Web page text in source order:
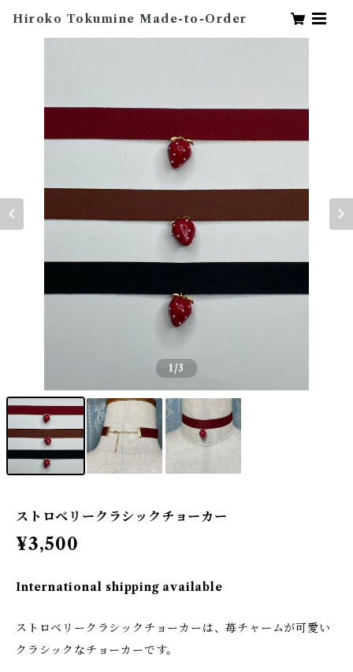
Hiroko Tokumine Made-to-Order
1/3
ストロベリークラシックチョーカー
¥3,500
International shipping available
ストロベリークラシックチョーカーは、苺チャームが可愛い
クラシックなチョーカーです。